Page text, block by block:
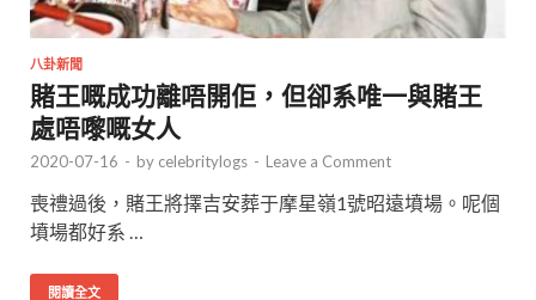
八卦新聞
賭王嘅成功離唔開佢，但卻系唯一與賭王
處唔嚟嘅女人
2020-07-16 - by celebritylogs - Leave a Comment
喪禮過後，賭王將擇吉安葬于摩星嶺1號昭遠墳場。呢個
墳場都好系 …
閱讀全文